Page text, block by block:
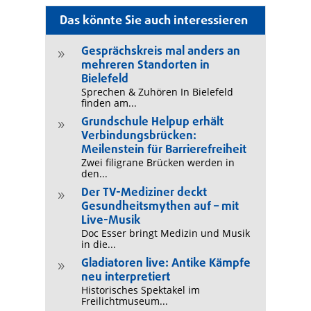
Das könnte Sie auch interessieren
9
Gesprächskreis mal anders an
mehreren Standorten in
Bielefeld
Sprechen & Zuhören In Bielefeld
finden am...
9
Grundschule Helpup erhält
Verbindungsbrücken:
Meilenstein für Barrierefreiheit
Zwei filigrane Brücken werden in
den...
9
Der TV-Mediziner deckt
Gesundheitsmythen auf – mit
Live-Musik
Doc Esser bringt Medizin und Musik
in die...
9
Gladiatoren live: Antike Kämpfe
neu interpretiert
Historisches Spektakel im
Freilichtmuseum...